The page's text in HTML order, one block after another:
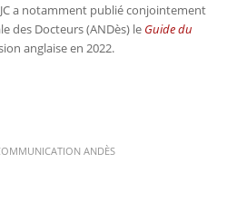
a notamment publié conjointement
des Docteurs (ANDès) leGuide du
anglaise en 2022.
ANDÈS